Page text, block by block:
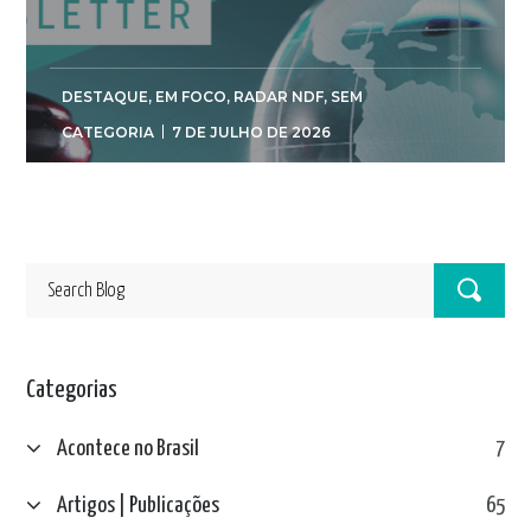
DESTAQUE, EM FOCO, RADAR NDF, SEM
CATEGORIA
7 DE JULHO DE 2026
Categorias
Acontece no Brasil 7
Artigos | Publicações 65